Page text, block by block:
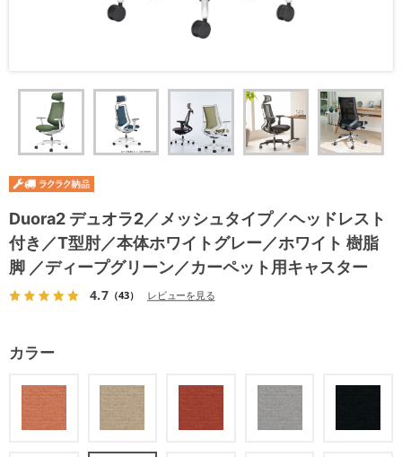
Duora2 デュオラ2／メッシュタイプ／ヘッドレスト
付き／T型肘／本体ホワイトグレー／ホワイト 樹脂
脚 ／ディープグリーン／カーペット用キャスター
4.7（43） レビューを見る
カラー